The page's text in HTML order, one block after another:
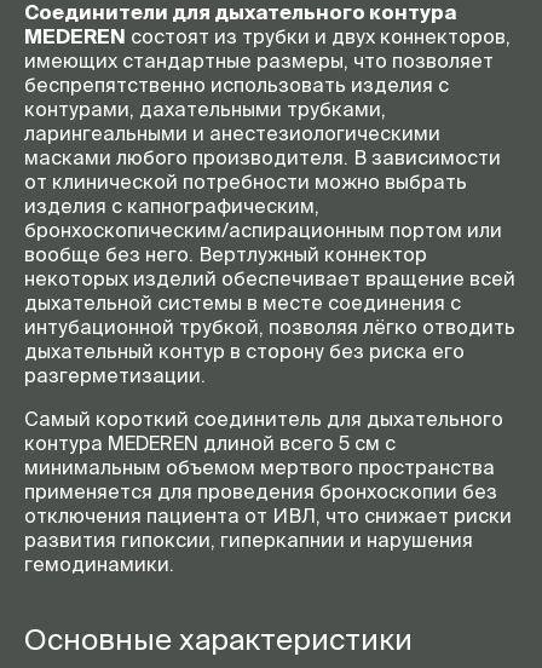
Соединители для дыхательного контура
MEDEREN состоят из трубки и двух коннекторов,
имеющих стандартные размеры, что позволяет
беспрепятственно использовать изделия с
контурами, дахательными трубками,
ларингеальными и анестезиологическими
масками любого производителя. В зависимости
от клинической потребности можно выбрать
изделия с капнографическим,
бронхоскопическим/аспирационным портом или
вообще без него. Вертлужный коннектор
некоторых изделий обеспечивает вращение всей
дыхательной системы в месте соединения с
интубационной трубкой, позволяя лёгко отводить
дыхательный контур в сторону без риска его
разгерметизации.
Самый короткий соединитель для дыхательного
контура MEDEREN длиной всего 5 см с
минимальным объемом мертвого пространства
применяется для проведения бронхоскопии без
отключения пациента от ИВЛ, что снижает риски
развития гипоксии, гиперкапнии и нарушения
гемодинамики.
Основные характеристики